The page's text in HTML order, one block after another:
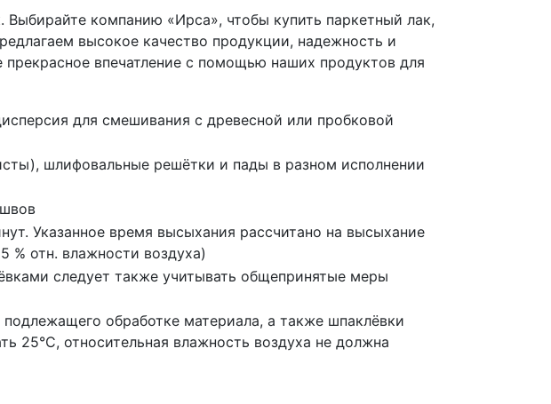
компанию «Ирса», чтобы купить паркетный лак,
высокое качество продукции, надежность и
впечатление с помощью наших продуктов для
для смешивания с древесной или пробковой
шлифовальные решётки и пады в разном исполнении
Указанное время высыхания рассчитано на высыхание
% отн. влажности воздуха)
следует также учитывать общепринятые меры
обработке материала, а также шпаклёвки
25°C, относительная влажность воздуха не должна